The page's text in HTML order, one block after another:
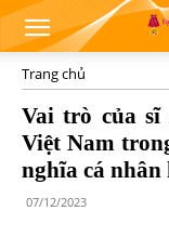
Trang chủ
Vai trò của sĩ
Việt Nam
nghĩa cá nhân
07/12/2023